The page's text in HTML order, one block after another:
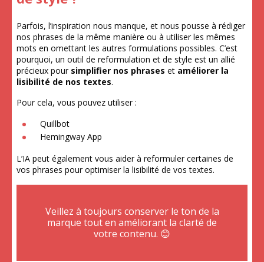
Parfois, l’inspiration nous manque, et nous pousse à rédiger
nos phrases de la même manière ou à utiliser les mêmes
mots en omettant les autres formulations possibles. C’est
pourquoi, un outil de reformulation et de style est un allié
précieux pour simplifier nos phrases et améliorer la
lisibilité de nos textes.
Pour cela, vous pouvez utiliser :
Quillbot
Hemingway App
L’IA peut également vous aider à reformuler certaines de
vos phrases pour optimiser la lisibilité de vos textes.
Veillez à toujours conserver le ton de la
marque tout en améliorant la clarté de
votre contenu. 😊